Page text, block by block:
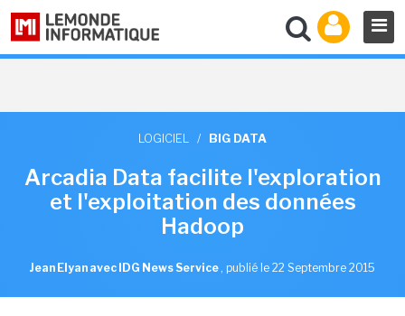
LOGICIEL / BIG DATA
Arcadia Data facilite l'exploration
et l'exploitation des données
Hadoop
Jean Elyan avec IDG News Service , publié le 22 Septembre 2015